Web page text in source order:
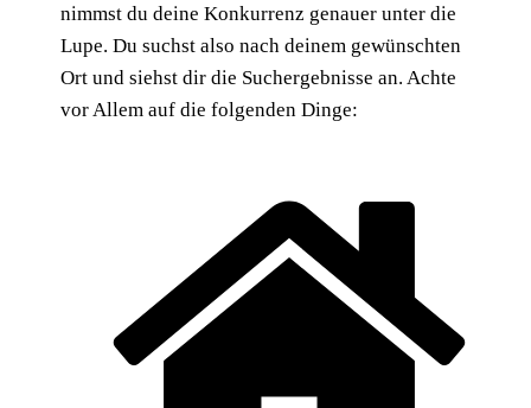
nimmst du deine Konkurrenz genauer unter die
Lupe. Du suchst also nach deinem gewünschten
Ort und siehst dir die Suchergebnisse an. Achte
vor Allem auf die folgenden Dinge: